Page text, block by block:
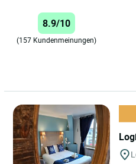
8.9/10
(157 Kundenmeinungen)